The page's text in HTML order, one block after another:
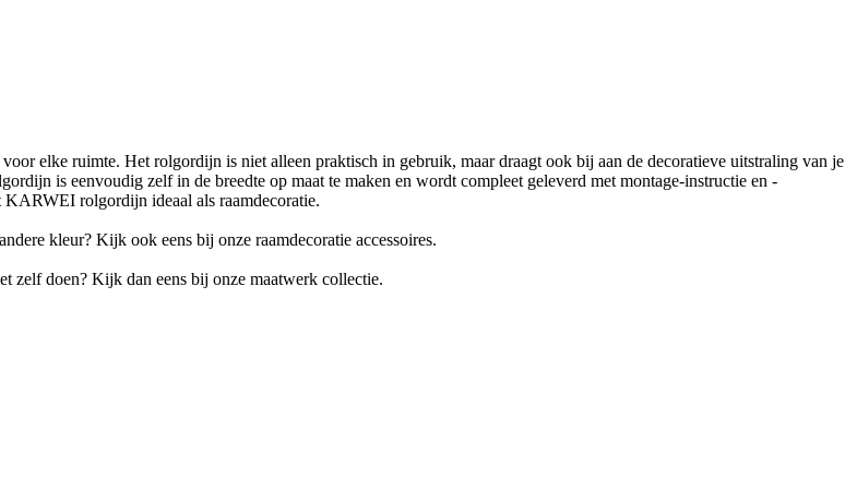
elke ruimte. Het rolgordijn is niet alleen praktisch in gebruik, maar draagt ook bij aan de decoratieve uitstraling van je
is eenvoudig zelf in de breedte op maat te maken en wordt compleet geleverd met montage-instructie en -
KARWEI rolgordijn ideaal als raamdecoratie.
kleur? Kijk ook eens bij onze raamdecoratie accessoires.
zelf doen? Kijk dan eens bij onze maatwerk collectie.